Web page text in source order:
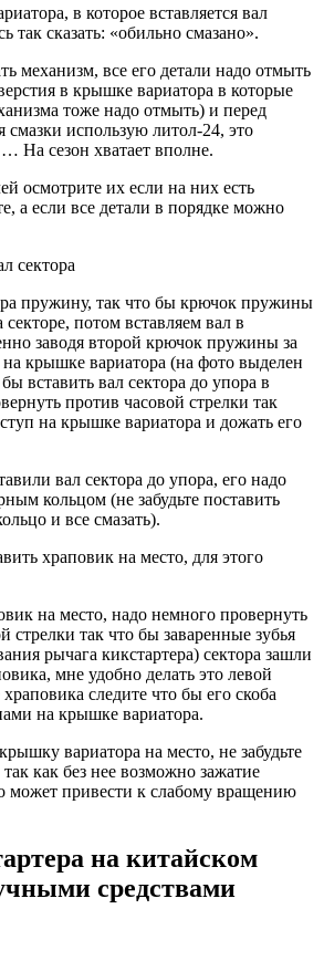
в которое вставляется вал
так сказать: «обильно смазано».
механизм, все его детали надо отмыть
в крышке вариатора в которые
тоже надо отмыть) и перед
смазки использую литол-24, это
На сезон хватает вполне.
осмотрите их если на них есть
а если все детали в порядке можно
сектора
пружину, так что бы крючок пружины
секторе, потом вставляем вал в
заводя второй крючок пружины за
крышке вариатора (на фото выделен
вставить вал сектора до упора в
против часовой стрелки так
на крышке вариатора и дожать его
вал сектора до упора, его надо
кольцом (не забудьте поставить
и все смазать).
храповик на место, для этого
на место, надо немного провернуть
стрелки так что бы заваренные зубья
рычага кикстартера) сектора зашли
мне удобно делать это левой
следите что бы его скоба
на крышке вариатора.
вариатора на место, не забудьте
как без нее возможно зажатие
может привести к слабому вращению
на китайском
средствами